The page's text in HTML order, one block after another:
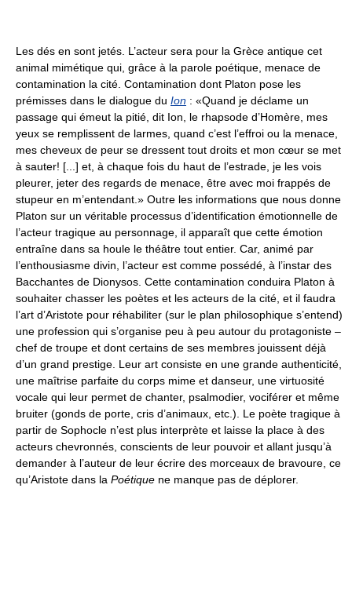
Les dés en sont jetés. L’acteur sera pour la Grèce antique cet
animal mimétique qui, grâce à la parole poétique, menace de
contamination la cité. Contamination dont Platon pose les
prémisses dans le dialogue du Ion : «Quand je déclame un
passage qui émeut la pitié, dit Ion, le rhapsode d’Homère, mes
yeux se remplissent de larmes, quand c’est l’effroi ou la menace,
mes cheveux de peur se dressent tout droits et mon cœur se met
à sauter! [...] et, à chaque fois du haut de l’estrade, je les vois
pleurer, jeter des regards de menace, être avec moi frappés de
stupeur en m’entendant.» Outre les informations que nous donne
Platon sur un véritable processus d’identification émotionnelle de
l’acteur tragique au personnage, il apparaît que cette émotion
entraîne dans sa houle le théâtre tout entier. Car, animé par
l’enthousiasme divin, l’acteur est comme possédé, à l’instar des
Bacchantes de Dionysos. Cette contamination conduira Platon à
souhaiter chasser les poètes et les acteurs de la cité, et il faudra
l’art d’Aristote pour réhabiliter (sur le plan philosophique s’entend)
une profession qui s’organise peu à peu autour du protagoniste –
chef de troupe et dont certains de ses membres jouissent déjà
d’un grand prestige. Leur art consiste en une grande authenticité,
une maîtrise parfaite du corps mime et danseur, une virtuosité
vocale qui leur permet de chanter, psalmodier, vociférer et même
bruiter (gonds de porte, cris d’animaux, etc.). Le poète tragique à
partir de Sophocle n’est plus interprète et laisse la place à des
acteurs chevronnés, conscients de leur pouvoir et allant jusqu’à
demander à l’auteur de leur écrire des morceaux de bravoure, ce
qu’Aristote dans la Poétique ne manque pas de déplorer.